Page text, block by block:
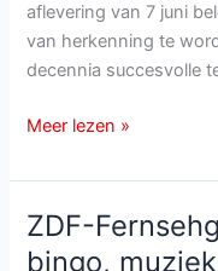
aflevering van 7 juni
van herkenning te
decennia succesvolle
ZDF-
van
7
juni
Meer lezen »
ZDF-
bingo,